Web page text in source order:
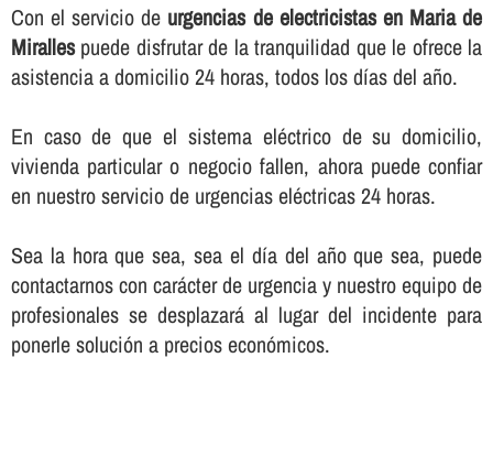
Con el servicio de urgencias de electricistas en Maria de
Mirallespuede disfrutar de la tranquilidad que le ofrece la
asistencia a domicilio 24 horas, todos los dí­as del año.
En caso de que el sistema eléctrico de su domicilio,
vivienda particular o negocio fallen, ahora puede confiar
en nuestro servicio de urgencias eléctricas 24 horas.
Sea la hora que sea, sea el dí­a del año que sea, puede
contactarnos con carácter de urgencia y nuestro equipo de
profesionales se desplazará al lugar del incidente para
ponerle solución a precios económicos.